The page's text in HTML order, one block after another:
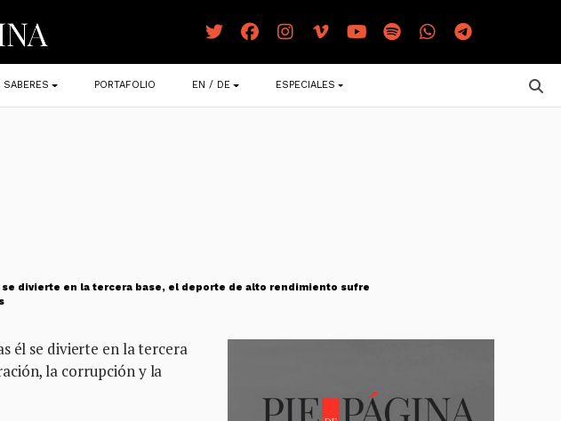
SABERES PORTAFOLIO EN / DE ESPECIALES
divierte en la tercera base, el deporte de alto rendimiento sufre
él se divierte en la tercera
la corrupción y la